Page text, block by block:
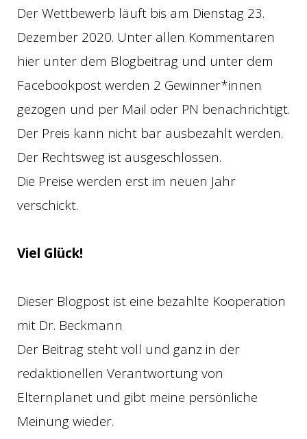
Der Wettbewerb läuft bis am Dienstag 23.
Dezember 2020. Unter allen Kommentaren
hier unter dem Blogbeitrag und unter dem
Facebookpost werden 2 Gewinner*innen
gezogen und per Mail oder PN benachrichtigt.
Der Preis kann nicht bar ausbezahlt werden.
Der Rechtsweg ist ausgeschlossen.
Die Preise werden erst im neuen Jahr
verschickt.
Viel Glück!
Dieser Blogpost ist eine bezahlte Kooperation
mit Dr. Beckmann
Der Beitrag steht voll und ganz in der
redaktionellen Verantwortung von
Elternplanet und gibt meine persönliche
Meinung wieder.